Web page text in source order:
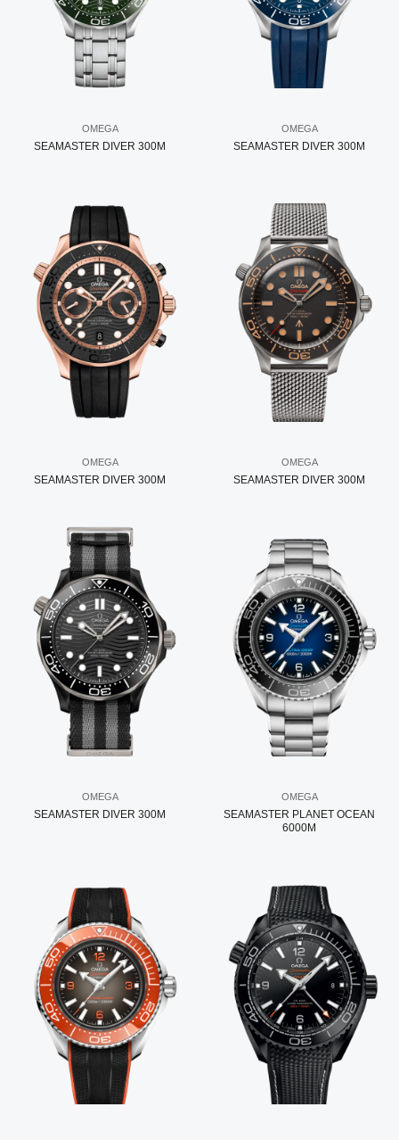
OMEGA
SEAMASTER DIVER 300M
OMEGA
SEAMASTER DIVER 300M
OMEGA
SEAMASTER DIVER 300M
OMEGA
SEAMASTER DIVER 300M
OMEGA
SEAMASTER DIVER 300M
OMEGA
SEAMASTER PLANET OCEAN
6000M